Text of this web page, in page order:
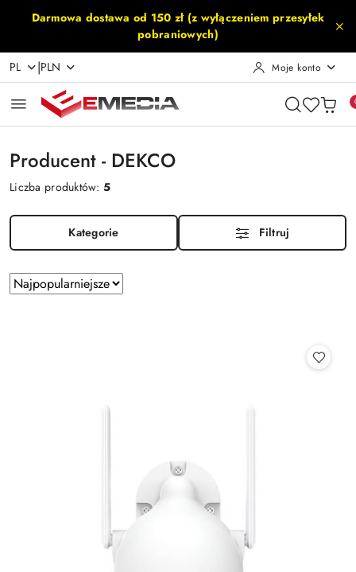
Przejdź do treści głównej
Przejdź do wyszukiwarki
Przejdź do moje konto
Przejdź do menu głównego
Przejdź do stopki
Darmowa dostawa od 150 zł (z wyłączeniem przesyłek
pobraniowych)
PL |PLN Moje konto
Producent - DEKCO
Liczba produktów:5
Kategorie Filtruj
Zastosowano
sortowanie:
Sortuj
według